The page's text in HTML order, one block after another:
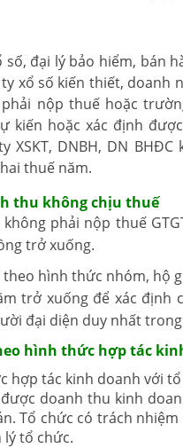
số, đại lý bảo hiểm, bán
xổ số kiến thiết, doanh
nộp thuế hoặc
kiến hoặc xác định
XSKT, DNBH, DN
thuế năm.
thu không chịu thuế
phải nộp thuế
trở xuống.
hình thức nhóm, hộ
trở xuống để xác định
đại diện duy nhất
hình thức hợp tác
hợp tác kinh doanh với
doanh thu kinh
Tổ chức có trách
tổ chức.